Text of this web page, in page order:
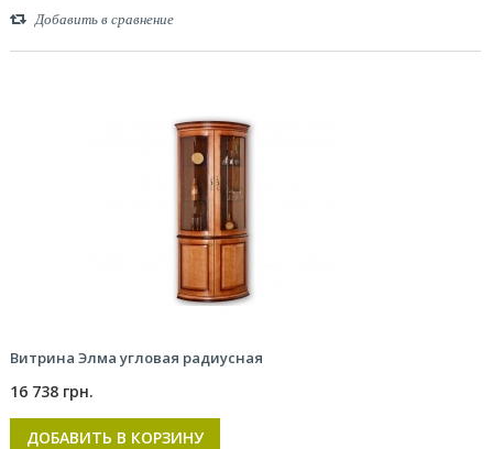
Добавить в сравнение
Витрина Элма угловая радиусная
16 738 грн.
ДОБАВИТЬ В КОРЗИНУ